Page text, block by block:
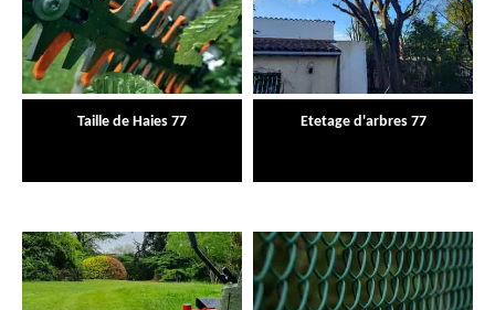
Taille de Haies 77 Etetage d'arbres 77